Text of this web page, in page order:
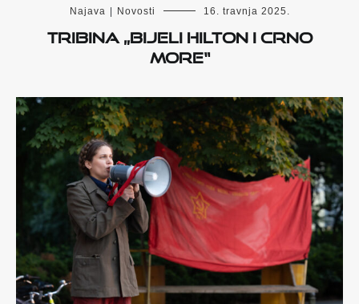
Najava Novosti 16. travnja 2025.
Tribina „Bijeli Hilton i crno
more“